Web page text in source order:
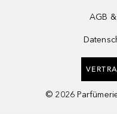
AGB
© 2026